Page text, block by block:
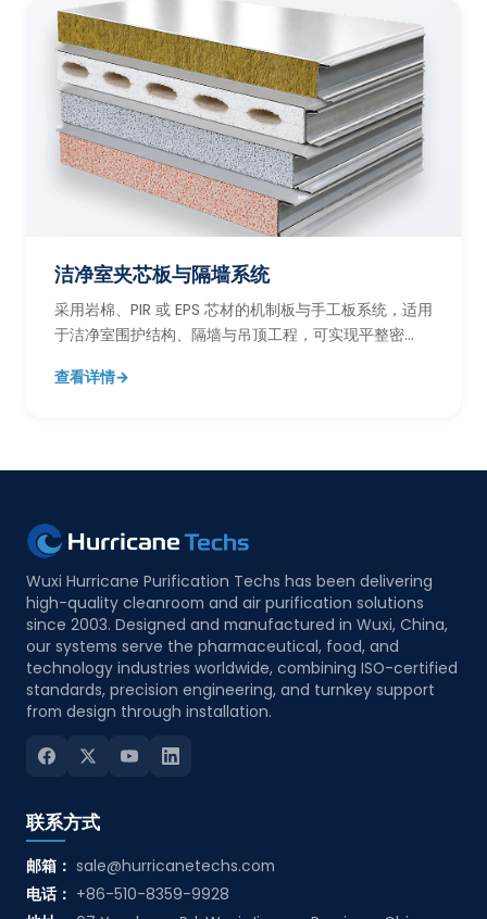
洁净室夹芯板与隔墙系统
采用岩棉、PIR 或 EPS 芯材的机制板与手工板系统，适用
于洁净室围护结构、隔墙与吊顶工程，可实现平整密
查看详情→
Wuxi Hurricane Purification Techs has been delivering
high-quality cleanroom and air purification solutions
since 2003. Designed and manufactured in Wuxi, China,
our systems serve the pharmaceutical, food, and
technology industries worldwide, combining ISO-certified
standards, precision engineering, and turnkey support
from design through installation.
联系方式
邮箱： sale@hurricanetechs.com
电话： +86-510-8359-9928